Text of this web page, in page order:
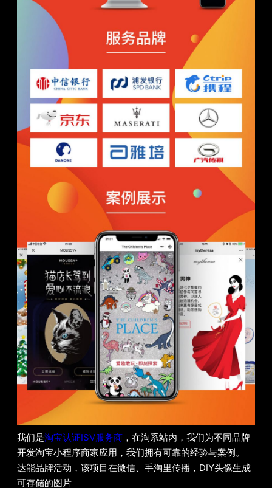
我们是淘宝认证ISV服务商 ，在淘系站内，我们为不同品牌
开发淘宝小程序商家应用，我们拥有可靠的经验与案例。
达能品牌活动，该项目在微信、手淘里传播，DIY头像生成
可存储的图片